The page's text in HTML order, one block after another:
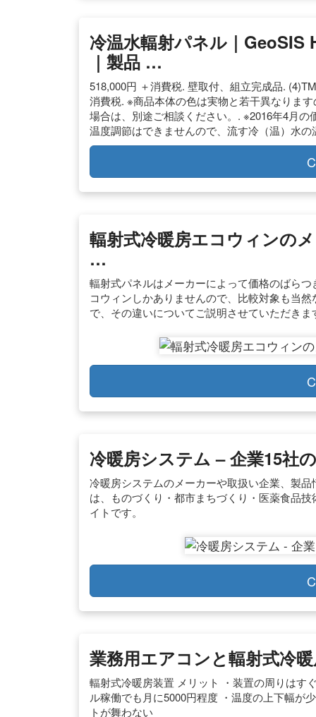
冷温水輻射パネル｜GeoSIS
｜製品 …
518,000円 ＋消費税. 壁取付、組立完成品.
消費税. ※商品本体の色は実物と若干異なりま
場合は、別途ご相談ください。. ※2016年4月
温度調節はできませんので、流す冷（温）水
輻射式冷暖房エコウィンの
…
輻射式パネルはメーカーによって価格のばら
コウィンしかありませんので、比較対象も当
で、その違いについてご説明させていただきま
冷暖房システム – 企業15社
冷暖房システムのメーカーや取扱い企業、製
は、ものづくり・都市まちづくり・医薬食品
イトです。
業務用エアコンと輻射式冷
輻射式冷暖房装置 メリット ・装置の周りはす
ル稼働でも月に5000円程度 ・温度の上下幅が
トが舞わない